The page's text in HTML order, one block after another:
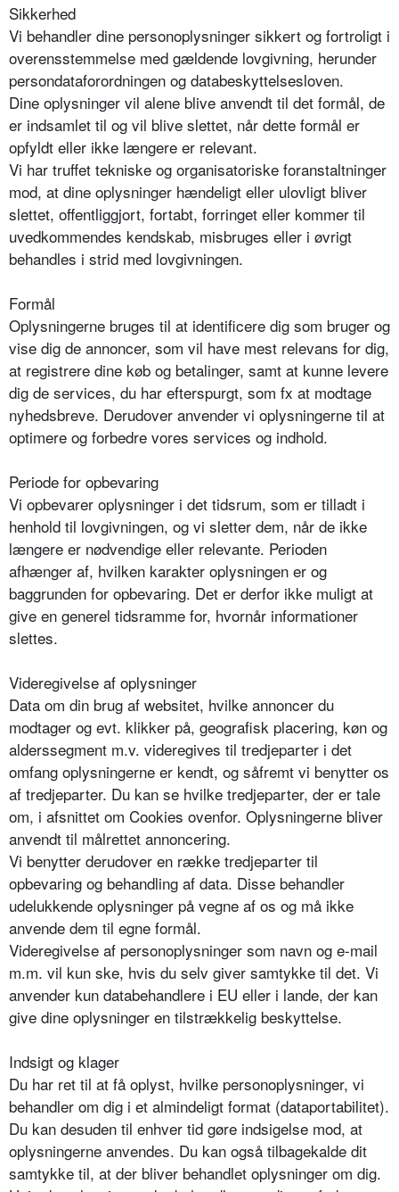
Sikkerhed
Vi behandler dine personoplysninger sikkert og fortroligt i
overensstemmelse med gældende lovgivning, herunder
persondataforordningen og databeskyttelsesloven.
Dine oplysninger vil alene blive anvendt til det formål, de
er indsamlet til og vil blive slettet, når dette formål er
opfyldt eller ikke længere er relevant.
Vi har truffet tekniske og organisatoriske foranstaltninger
mod, at dine oplysninger hændeligt eller ulovligt bliver
slettet, offentliggjort, fortabt, forringet eller kommer til
uvedkommendes kendskab, misbruges eller i øvrigt
behandles i strid med lovgivningen.
Formål
Oplysningerne bruges til at identificere dig som bruger og
vise dig de annoncer, som vil have mest relevans for dig,
at registrere dine køb og betalinger, samt at kunne levere
dig de services, du har efterspurgt, som fx at modtage
nyhedsbreve. Derudover anvender vi oplysningerne til at
optimere og forbedre vores services og indhold.
Periode for opbevaring
Vi opbevarer oplysninger i det tidsrum, som er tilladt i
henhold til lovgivningen, og vi sletter dem, når de ikke
længere er nødvendige eller relevante. Perioden
afhænger af, hvilken karakter oplysningen er og
baggrunden for opbevaring. Det er derfor ikke muligt at
give en generel tidsramme for, hvornår informationer
slettes.
Videregivelse af oplysninger
Data om din brug af websitet, hvilke annoncer du
modtager og evt. klikker på, geografisk placering, køn og
alderssegment m.v. videregives til tredjeparter i det
omfang oplysningerne er kendt, og såfremt vi benytter os
af tredjeparter. Du kan se hvilke tredjeparter, der er tale
om, i afsnittet om Cookies ovenfor. Oplysningerne bliver
anvendt til målrettet annoncering.
Vi benytter derudover en række tredjeparter til
opbevaring og behandling af data. Disse behandler
udelukkende oplysninger på vegne af os og må ikke
anvende dem til egne formål.
Videregivelse af personoplysninger som navn og e-mail
m.m. vil kun ske, hvis du selv giver samtykke til det. Vi
anvender kun databehandlere i EU eller i lande, der kan
give dine oplysninger en tilstrækkelig beskyttelse.
Indsigt og klager
Du har ret til at få oplyst, hvilke personoplysninger, vi
behandler om dig i et almindeligt format (dataportabilitet).
Du kan desuden til enhver tid gøre indsigelse mod, at
oplysningerne anvendes. Du kan også tilbagekalde dit
samtykke til, at der bliver behandlet oplysninger om dig.